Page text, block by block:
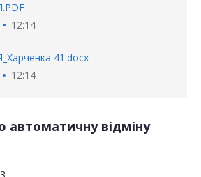
12:14
41.docx
12:14
автоматичну відміну